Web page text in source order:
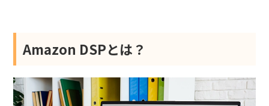
Amazon DSPとは？